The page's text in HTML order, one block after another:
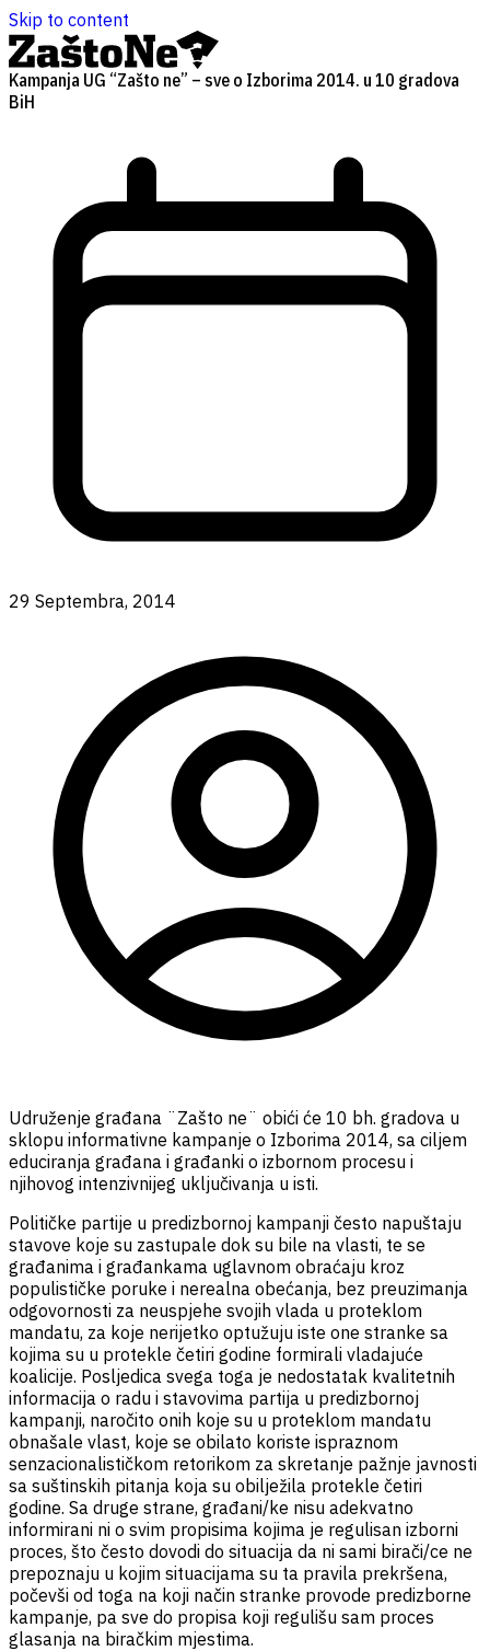
Skip to content
Kampanja UG “Zašto ne” – sve o Izborima 2014. u 10 gradova
BiH
29 Septembra, 2014
Udruženje građana ¨Zašto ne¨ obići će 10 bh. gradova u
sklopu informativne kampanje o Izborima 2014, sa ciljem
educiranja građana i građanki o izbornom procesu i
njihovog intenzivnijeg uključivanja u isti.
Političke partije u predizbornoj kampanji često napuštaju
stavove koje su zastupale dok su bile na vlasti, te se
građanima i građankama uglavnom obraćaju kroz
populističke poruke i nerealna obećanja, bez preuzimanja
odgovornosti za neuspjehe svojih vlada u proteklom
mandatu, za koje nerijetko optužuju iste one stranke sa
kojima su u protekle četiri godine formirali vladajuće
koalicije. Posljedica svega toga je nedostatak kvalitetnih
informacija o radu i stavovima partija u predizbornoj
kampanji, naročito onih koje su u proteklom mandatu
obnašale vlast, koje se obilato koriste ispraznom
senzacionalističkom retorikom za skretanje pažnje javnosti
sa suštinskih pitanja koja su obilježila protekle četiri
godine. Sa druge strane, građani/ke nisu adekvatno
informirani ni o svim propisima kojima je regulisan izborni
proces, što često dovodi do situacija da ni sami birači/ce ne
prepoznaju u kojim situacijama su ta pravila prekršena,
počevši od toga na koji način stranke provode predizborne
kampanje, pa sve do propisa koji regulišu sam proces
glasanja na biračkim mjestima.